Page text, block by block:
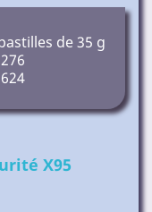
de 35 g
X95